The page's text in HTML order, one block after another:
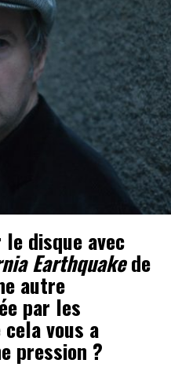
disque avec
Earthquakede
autre
par les
vous a
pression ?